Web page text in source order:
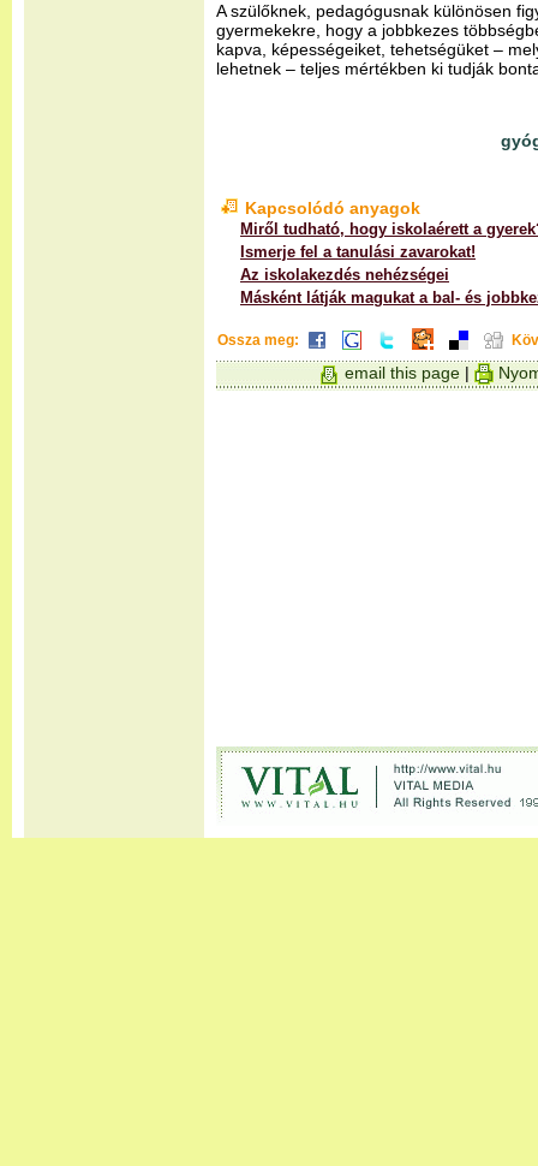
A szülőknek, pedagógusnak különösen
gyermekekre, hogy a jobbkezes
kapva, képességeiket, tehetségüket –
lehetnek – teljes mértékben ki tudják
Kapcsolódó anyagok
Miről tudható, hogy iskolaérett a
Ismerje fel a tanulási zavarokat!
Az iskolakezdés nehézségei
Másként látják magukat a bal- és
Ossza meg:
email this page |